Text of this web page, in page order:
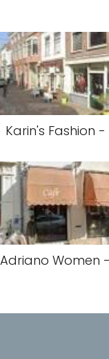
Karin's Fashion -
Adriano Women